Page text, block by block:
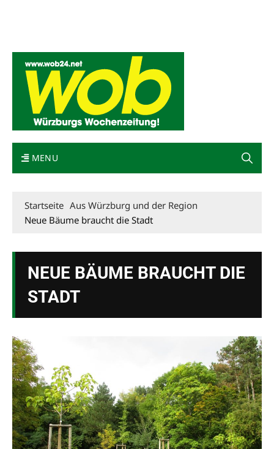
MENU
Startseite Aus Würzburg und der Region
Neue Bäume braucht die Stadt
NEUE BÄUME BRAUCHT DIE
STADT